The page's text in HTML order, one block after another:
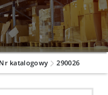
katalogowy 290026